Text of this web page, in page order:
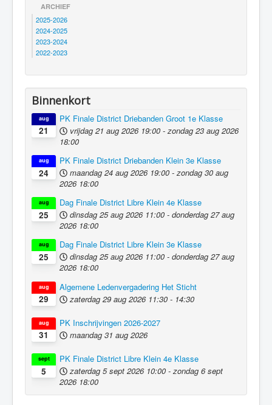
ARCHIEF
2025-2026
2024-2025
2023-2024
2022-2023
Binnenkort
21
aug
PK Finale District Driebanden Groot 1e Klasse
vrijdag 21 aug 2026 19:00 - zondag 23 aug 2026
18:00
24
aug
PK Finale District Driebanden Klein 3e Klasse
maandag 24 aug 2026 19:00 - zondag 30 aug
2026 18:00
25
aug
Dag Finale District Libre Klein 4e Klasse
dinsdag 25 aug 2026 11:00 - donderdag 27 aug
2026 18:00
25
aug
Dag Finale District Libre Klein 3e Klasse
dinsdag 25 aug 2026 11:00 - donderdag 27 aug
2026 18:00
29
aug
Algemene Ledenvergadering Het Sticht
zaterdag 29 aug 2026 11:30 - 14:30
31
aug
PK Inschrijvingen 2026-2027
maandag 31 aug 2026
5
sept
PK Finale District Libre Klein 4e Klasse
zaterdag 5 sept 2026 10:00 - zondag 6 sept
2026 18:00